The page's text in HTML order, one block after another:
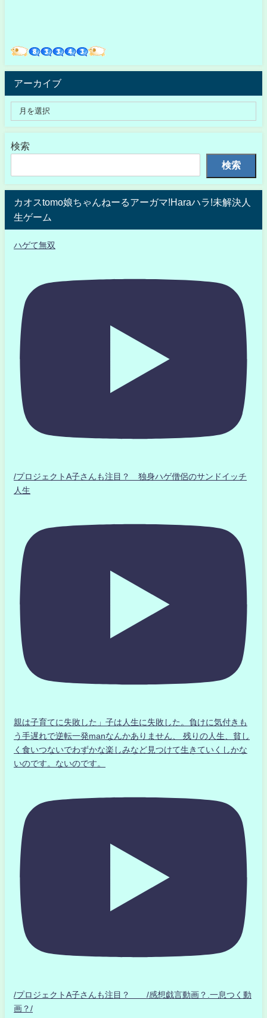
アーカイブ
検索
検索
カオスtomo娘ちゃんねーるアーガマ!Haraハラ!未解決人
生ゲーム
ハゲて無双
/プロジェクトA子さんも注目？ 独身ハゲ僧侶のサンドイッチ
人生
親は子育てに失敗した」子は人生に失敗した。負けに気付きも
う手遅れで逆転一発manなんかありません、 残りの人生、貧し
く食いつないでわずかな楽しみなど見つけて生きていくしかな
いのです。ないのです。
/プロジェクトA子さんも注目？ /感想戯言動画？.一息つく動
画？/